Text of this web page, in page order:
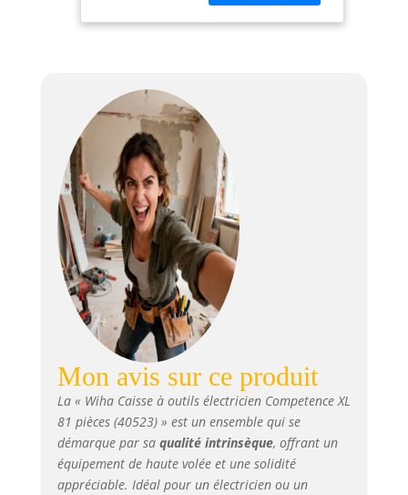
Mon avis sur ce produit
La « Wiha Caisse à outils électricien Competence XL
81 pièces (40523) » est un ensemble qui se
démarque par sa qualité intrinsèque, offrant un
équipement de haute volée et une solidité
appréciable. Idéal pour un électricien ou un